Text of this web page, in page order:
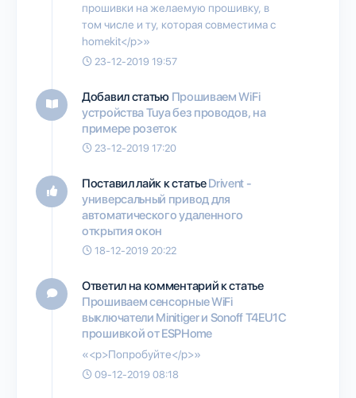
прошивки на желаемую прошивку, в
том числе и ту, которая совместима с
homekit</p>»
23-12-2019 19:57
Добавил статью Прошиваем WiFi
устройства Tuya без проводов, на
примере розеток
23-12-2019 17:20
Поставил лайк к статьеDrivent -
универсальный привод для
автоматического удаленного
открытия окон
18-12-2019 20:22
Ответил на комментарий к статье
Прошиваем сенсорные WiFi
выключатели Minitiger и Sonoff T4EU1C
прошивкой от ESPHome
«<p>Попробуйте</p>»
09-12-2019 08:18